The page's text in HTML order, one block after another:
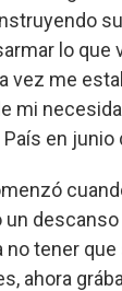
lo que
vez me
mi
en junio
descanso
no tener
ahora